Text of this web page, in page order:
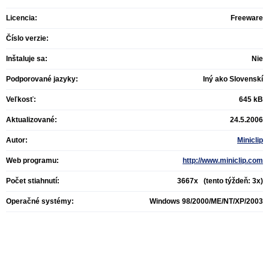
Licencia: Freeware
Číslo verzie:
Inštaluje sa: Nie
Podporované jazyky: Iný ako Slovenskí
Veľkosť: 645 kB
Aktualizované: 24.5.2006
Autor: Miniclip
Web programu: http://www.miniclip.com
Počet stiahnutí: 3667x (tento týždeň: 3x)
Operačné systémy: Windows 98/2000/ME/NT/XP/2003